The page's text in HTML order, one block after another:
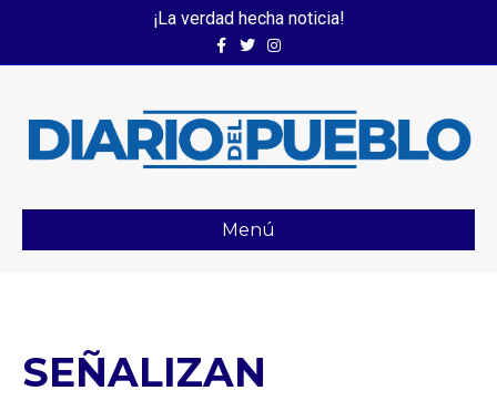
¡La verdad hecha noticia!
FacebookTwitterInstagram
Menú
SEÑALIZAN